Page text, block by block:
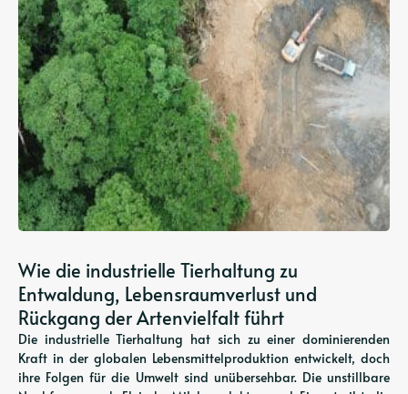
Wie die industrielle Tierhaltung zu
Entwaldung, Lebensraumverlust und
Rückgang der Artenvielfalt führt
Die industrielle Tierhaltung hat sich zu einer dominierenden
Kraft in der globalen Lebensmittelproduktion entwickelt, doch
ihre Folgen für die Umwelt sind unübersehbar. Die unstillbare